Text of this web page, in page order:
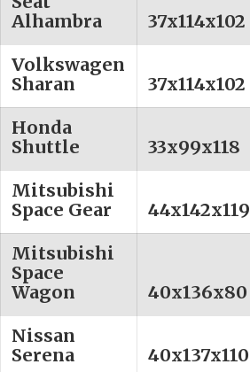
Alhambra
37x114x102
Volkswagen
Sharan
37x114x102
Honda
Shuttle
33x99x118
Mitsubishi
Space Gear
44x142x119
Mitsubishi
Space
Wagon
40x136x80
Nissan
Serena
40x137x110